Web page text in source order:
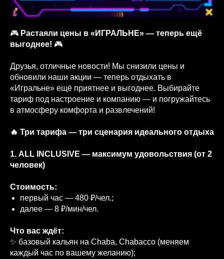
🎮 Растаяли цены в «ИГРАЛЬНЕ» — теперь ещё
выгоднее! 🎮
Друзья, отличные новости! Мы снизили цены и
обновили наши акции — теперь отдыхать в
«Игральне» ещё приятнее и выгоднее. Выбирайте
тариф под настроение и компанию — и погружайтесь
в атмосферу комфорта и развлечений!
🔥 Три тарифа — три сценария идеального отдыха
1. ALL INCLUSIVE — максимум удовольствия (от 2
человек)
Стоимость:
первый час — 480 ₽/чел.;
далее — 8 ₽/мин/чел.
Что вас ждёт:
✨ базовый кальян на Chaba, Chabacco (меняем
каждый час по вашему желанию);